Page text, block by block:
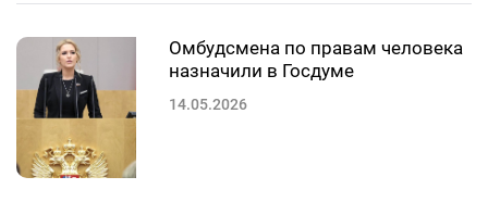
Омбудсмена по правам человека
назначили в Госдуме
14.05.2026